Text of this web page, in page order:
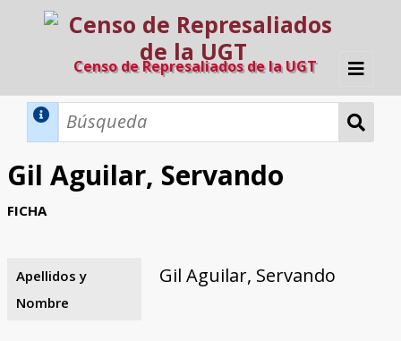
Censo de Represaliados de la UGT
Inicio
Búsqueda Dinámica
Búsqueda Avanzada
Filtros A-Z
Razones y objetivos
El equipo
Colaboradores
Fuentes documentales
Gil Aguilar, Servando
FICHA
Apellidos y
Nombre
Gil Aguilar, Servando